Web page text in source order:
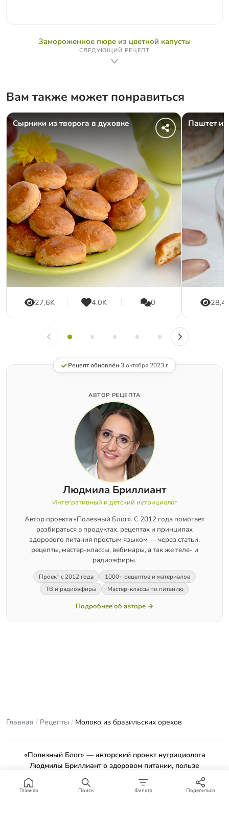
Замороженное пюре из цветной капусты
СЛЕДУЮЩИЙ РЕЦЕПТ
Вам также может понравиться
Сырники из творога в духовке
27,6K 4,0K 0
Паштет
Рецепт обновлён·3 октября 2023 г.
АВТОР РЕЦЕПТА
Людмила Бриллиант
Интегративный и детский нутрициолог
Автор проекта «Полезный Блог». С 2012 года помогает
разбираться в продуктах, рецептах и принципах
здорового питания простым языком — через статьи,
рецепты, мастер-классы, вебинары, а так же теле- и
радиоэфиры.
Проект с 2012 года
1000+ рецептов и материалов
ТВ и радиоэфиры
Мастер-классы по питанию
Подробнее об авторе →
Главная / Рецепты / Молоко из бразильских орехов
«Полезный Блог» — авторский проект нутрициолога
Людмилы Бриллиант о здоровом питании, пользе
продуктов и проверенных рецептах.
Материалы сайта носят ознакомительный характер и не
Главная Поиск Фильтр Поделиться